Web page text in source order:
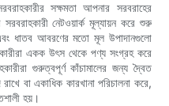
সক্ষমতা আপনার সরবরাহের
সরবরাহকারী নেটওয়ার্ক মূল্যায়ন করে শুরু
এবং ধাতব আবরণের মতো মূল উপাদানগুলো
একক উৎস থেকে পণ্য সংগ্রহ করে
গুরুত্বপূর্ণ কাঁচামালের জন্য দ্বৈত
বা একাধিক কারখানা পরিচালনা করে,
হয়।